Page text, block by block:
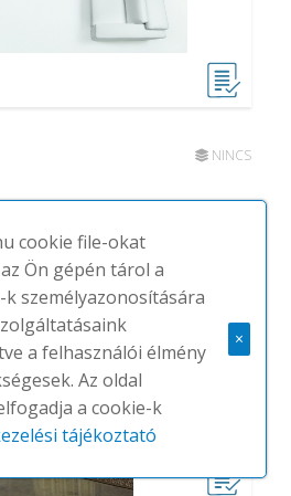
NINCS
cookie file-okat
Ön gépén tárol a
k személyazonosítására
a felhasználói élmény
Az oldal
a cookie-k
tájékoztató
×